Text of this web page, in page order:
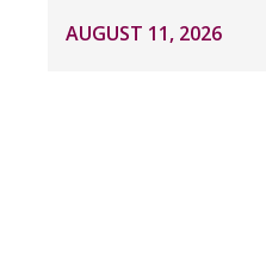
AUGUST 11, 2026